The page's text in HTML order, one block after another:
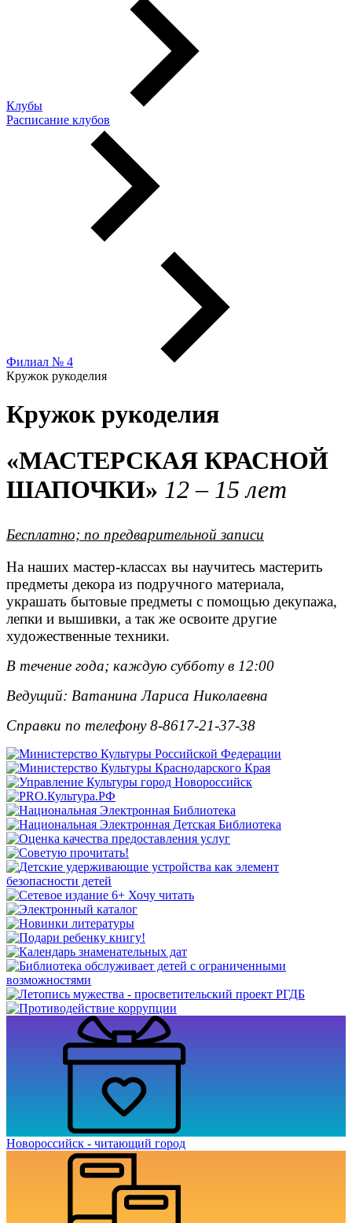
Клубы
Расписание клубов
Филиал № 4
Кружок рукоделия
Кружок рукоделия
«МАСТЕРСКАЯ КРАСНОЙ
ШАПОЧКИ» 12 – 15 лет
Бесплатно; по предварительной записи
На наших мастер-классах вы научитесь мастерить
предметы декора из подручного материала,
украшать бытовые предметы с помощью декупажа,
лепки и вышивки, а так же освоите другие
художественные техники.
В течение года; каждую субботу в 12:00
Ведущий: Ватанина Лариса Николаевна
Справки по телефону 8-8617-21-37-38
Новороссийск - читающий город